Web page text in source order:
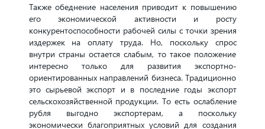
Также обеднение населения приводит к повышению
его экономической активности и росту
конкурентоспособности рабочей силы с точки зрения
издержек на оплату труда. Но, поскольку спрос
внутри страны остается слабым, то такое положение
интересно только для развития экспортно-
ориентированных направлений бизнеса. Традиционно
это сырьевой экспорт и в последние годы экспорт
сельскохозяйственной продукции. То есть ослабление
рубля выгодно экспортерам, а поскольку
экономически благоприятных условий для создания